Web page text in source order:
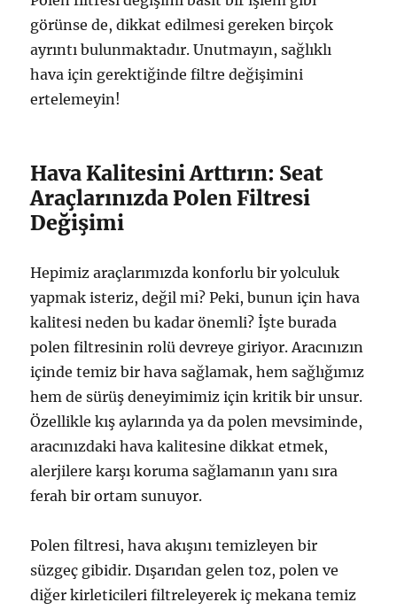
görünse de, dikkat edilmesi gereken birçok
ayrıntı bulunmaktadır. Unutmayın, sağlıklı
hava için gerektiğinde filtre değişimini
ertelemeyin!
Hava Kalitesini Arttırın: Seat
Araçlarınızda Polen Filtresi
Değişimi
Hepimiz araçlarımızda konforlu bir yolculuk
yapmak isteriz, değil mi? Peki, bunun için hava
kalitesi neden bu kadar önemli? İşte burada
polen filtresinin rolü devreye giriyor. Aracınızın
içinde temiz bir hava sağlamak, hem sağlığımız
hem de sürüş deneyimimiz için kritik bir unsur.
Özellikle kış aylarında ya da polen mevsiminde,
aracınızdaki hava kalitesine dikkat etmek,
alerjilere karşı koruma sağlamanın yanı sıra
ferah bir ortam sunuyor.
Polen filtresi, hava akışını temizleyen bir
süzgeç gibidir. Dışarıdan gelen toz, polen ve
diğer kirleticileri filtreleyerek iç mekana temiz